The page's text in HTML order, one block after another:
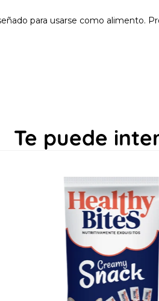
para usarse como alimento.
Te puede